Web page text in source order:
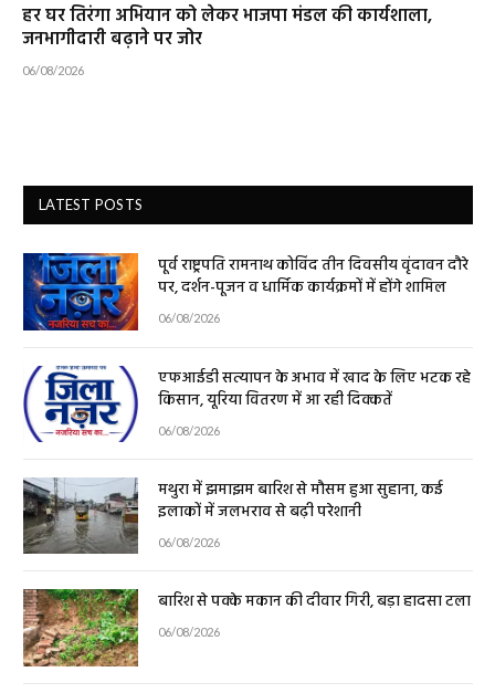
हर घर तिरंगा अभियान को लेकर भाजपा मंडल की कार्यशाला,
जनभागीदारी बढ़ाने पर जोर
06/08/2026
LATEST POSTS
पूर्व राष्ट्रपति रामनाथ कोविंद तीन दिवसीय वृंदावन दौरे
पर, दर्शन-पूजन व धार्मिक कार्यक्रमों में होंगे शामिल
06/08/2026
एफआईडी सत्यापन के अभाव में खाद के लिए भटक रहे
किसान, यूरिया वितरण में आ रही दिक्कतें
06/08/2026
मथुरा में झमाझम बारिश से मौसम हुआ सुहाना, कई
इलाकों में जलभराव से बढ़ी परेशानी
06/08/2026
बारिश से पक्के मकान की दीवार गिरी, बड़ा हादसा टला
06/08/2026